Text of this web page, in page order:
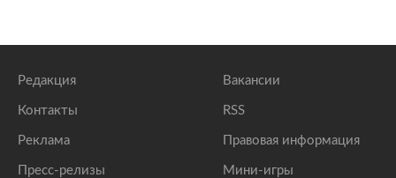
Редакция
Контакты
Реклама
Пресс-релизы
Вакансии
RSS
Правовая информация
Мини-игры